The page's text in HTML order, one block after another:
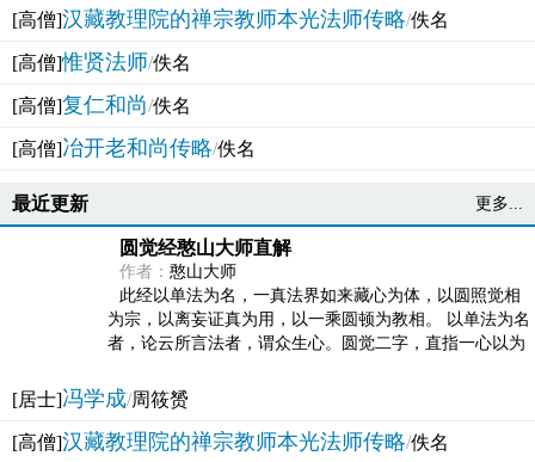
[高僧]汉藏教理院的禅宗教师本光法师传略/佚名
[高僧]惟贤法师/佚名
[高僧]复仁和尚/佚名
[高僧]冶开老和尚传略/佚名
最近更新 更多...
圆觉经憨山大师直解
作者： 憨山大师
此经以单法为名，一真法界如来藏心为体，以圆照觉相
为宗，以离妄证真为用，以一乘圆顿为教相。 以单法为名
者，论云所言法者，谓众生心。圆觉二字，直指一心以为
[居士]冯学成/周筱赟
[高僧]汉藏教理院的禅宗教师本光法师传略/佚名